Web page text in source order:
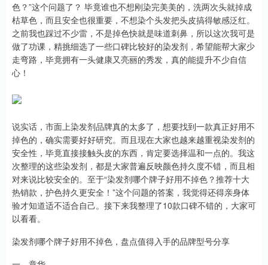
色？”这个问题了？ 毕竟谁也不想刚染完美美的，洗两次头就掉成
枯草色，而且安全也很重要，不想染个头发把头皮搞得敏感泛红。
之前我也踩过不少雷，不是掉色快就是味道刺鼻，所以这次我可是
做了功课，精挑细选了一些口碑比较好的染发剂，希望能帮大家少
走弯路，毕竟拥有一头健康又亮丽的秀发，真的能提升不少自信
心！
说实话，市面上染发剂品牌真的太多了，想要找到一款真正好用不
掉色的，确实需要好好研究。而且现在大家也越来越重视染发剂的
安全性，毕竟直接接触头皮的东西，肯定要选择温和一点的。我这
次整理的这些染发剂，都是大家普遍反映颜色持久度不错，而且相
对来说比较安全的。至于“染发剂哪个牌子好用不掉色？推荐十大
热销款，护色持久更安全！”这个问题的答案，我觉得还得亲身体
验才知道适不适合自己。接下来我整理了10款口碑不错的，大家可
以看看。
染发剂哪个牌子好用不掉色，盘点值得入手的品牌型号分享